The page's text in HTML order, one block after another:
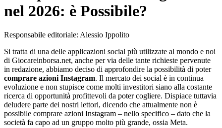
nel 2026: è Possibile?
Responsabile editoriale: Alessio Ippolito
Si tratta di una delle applicazioni social più utilizzate al mondo e noi
di Giocareinborsa.net, anche per via delle tante richieste pervenute
in redazione, abbiamo deciso di approfondire la possibilità di poter
comprare azioni Instagram. Il mercato dei social è in continua
evoluzione e non stupisce come molti investitori siano alla costante
ricerca di opportunità profittevoli da poter cogliere. Dispiace tuttavia
deludere parte dei nostri lettori, dicendo che attualmente non è
possibile comprare azioni Instagram – nello specifico – dato che la
società fa capo ad un gruppo molto più grande, ossia Meta.